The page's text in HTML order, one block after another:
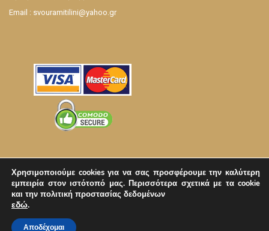
Email : svouramitilini@yahoo.gr
© 2026Σχεδίαση και Κατασκευή Eshop |Lemonart
Χρησιμοποιούμε cookies για να σας προσφέρουμε την καλύτερη
εμπειρία στον ιστότοπό μας. Περισσότερα σχετικά με τα cookie
και την πολιτική προστασίας δεδομένων
εδώ.
Αποδέχομαι